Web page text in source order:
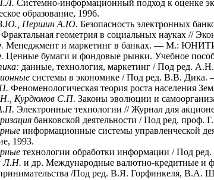
Системно-информационный подход к оценке
образование, 1996.
В.Ю., Першин А.Ю. Безопасность электронных
Фрактальная геометрия в социальных науках //
Менеджмент и маркетинг в банках. — М.:
Ценные бумаги и фондовые рынки. Учебное
данные, технология, маркетинг / Под ред.
системы в экономике / Под ред. В.В.
Феноменологическая теория роста населения
Курдюмов С.П. Законы эволюции и
Электронные технологии // Журнал для
банковской деятельности / Под ред.
информационные системы управленческой
1993.
технологии обработки информации / Под
Л.Н. и др. Международные валютно-кредитные и
/Под ред. В.Я. Горфинкеля,